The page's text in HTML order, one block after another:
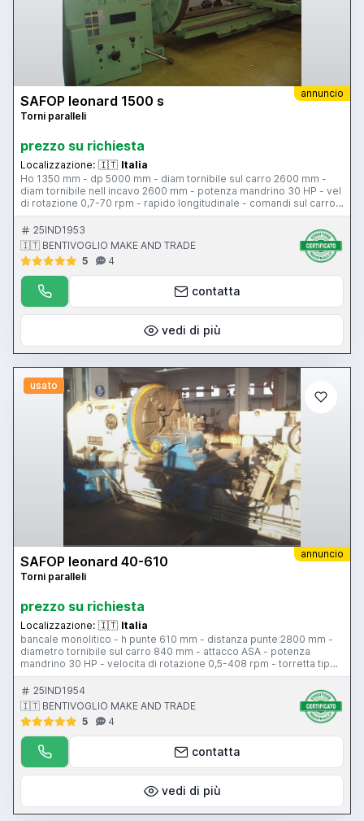
annuncio
SAFOP leonard 1500 s
Torni paralleli
prezzo su richiesta
Localizzazione: 🇮🇹 Italia
Ho 1350 mm - dp 5000 mm - diam tornibile sul carro 2600 mm -
diam tornibile nell incavo 2600 mm - potenza mandrino 30 HP - vel
di rotazione 0,7-70 rpm - rapido longitudinale - comandi sul carro -
piattaforma diam 2050 mm
25IND1953
🇮🇹 BENTIVOGLIO MAKE AND TRADE
5
4
contatta
vedi di più
usato
annuncio
SAFOP leonard 40-610
Torni paralleli
prezzo su richiesta
Localizzazione: 🇮🇹 Italia
bancale monolitico - h punte 610 mm - distanza punte 2800 mm -
diametro tornibile sul carro 840 mm - attacco ASA - potenza
mandrino 30 HP - velocita di rotazione 0,5-408 rpm - torretta tipo
E - larghezza bancale 705 mm - contropunta - attacco contropunta
c.m. 7 - piattaforma 1000 mm - avanzamenti idraulici
25IND1954
🇮🇹 BENTIVOGLIO MAKE AND TRADE
5
4
contatta
vedi di più